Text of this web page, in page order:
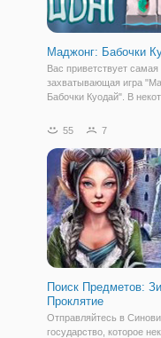
Маджонг: Бабочки
Вас приветствует самая
захватывающая игра
Бабочки Куодай". В
лесных полянах
небольшое поле, в
полно разновидных и
55 7
Поиск Предметов:
Проклятие
Отправляйтесь в
государство, которое